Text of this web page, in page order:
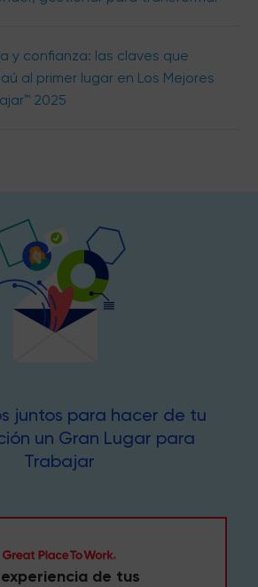
y confianza: las claves que
al primer lugar en Los Mejores
2025
juntos para hacer de tu
un Gran Lugar para
Trabajar
de tus